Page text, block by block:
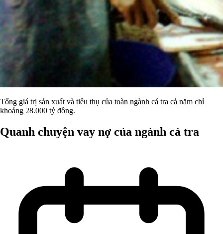
Tổng giá trị sản xuất và tiêu thụ của toàn ngành cá tra cả năm chỉ
khoảng 28.000 tỷ đồng.
Quanh chuyện vay nợ của ngành cá tra